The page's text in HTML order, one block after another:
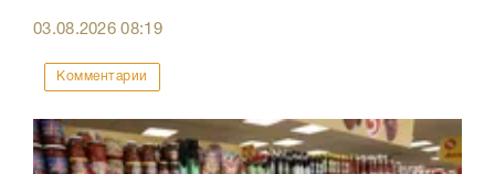
03.08.202608:19
Комментарии